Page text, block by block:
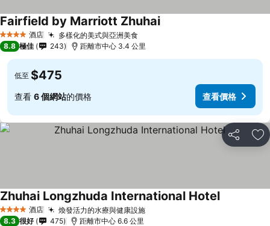
4 星級 酒店 多樣化的美式與亞洲美食
Fairfield by Marriott Zhuhai
8.8 極佳 243 距離市中心 3.4 公里
低至 $475
查看 6 個網站的價格 查看價格
分享 放
4 星級 酒店 煥發活力的水療與健康設施
Zhuhai Longzhuda International Hotel
8.3 很好 475 距離市中心 6.6 公里